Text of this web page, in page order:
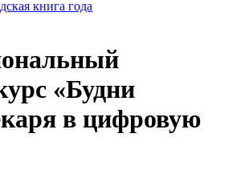
книга года
«Будни
в цифровую